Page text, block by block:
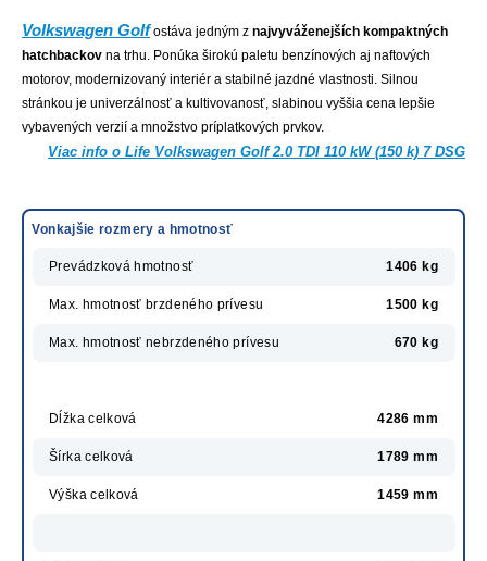
Volkswagen Golfostáva jedným z najvyváženejších kompaktných
hatchbackov na trhu. Ponúka širokú paletu benzínových aj naftových
motorov, modernizovaný interiér a stabilné jazdné vlastnosti. Silnou
stránkou je univerzálnosť a kultivovanosť, slabinou vyššia cena lepšie
vybavených verzií a množstvo príplatkových prvkov.
Viac info o Life Volkswagen Golf 2.0 TDI 110 kW (150 k) 7 DSG
Vonkajšie rozmery a hmotnosť
Prevádzková hmotnosť 1406 kg
Max. hmotnosť brzdeného prívesu 1500 kg
Max. hmotnosť nebrzdeného prívesu 670 kg
Dĺžka celková 4286 mm
Šírka celková 1789 mm
Výška celková 1459 mm